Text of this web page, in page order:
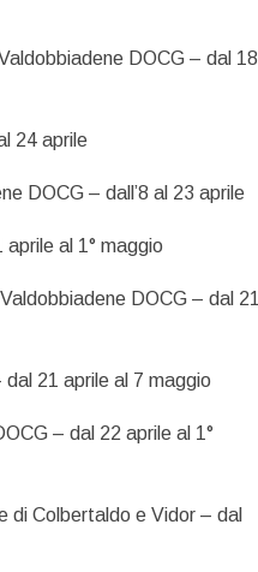
DOCG – dal 18
24 aprile
DOCG – dall’8 al 23 aprile
al 1° maggio
DOCG – dal 21
21 aprile al 7 maggio
– dal 22 aprile al 1°
di Colbertaldo e Vidor – dal